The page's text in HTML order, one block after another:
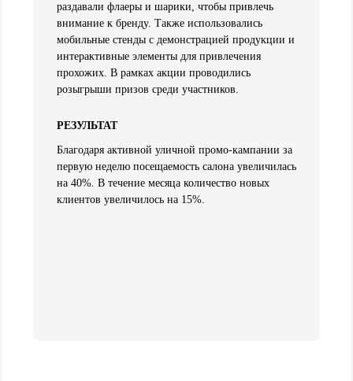
раздавали флаеры и шарики, чтобы привлечь
внимание к бренду. Также использовались
мобильные стенды с демонстрацией продукции и
интерактивные элементы для привлечения
прохожих. В рамках акции проводились
розыгрыши призов среди участников.
РЕЗУЛЬТАТ
Благодаря активной уличной промо-кампании за
первую неделю посещаемость салона увеличилась
на 40%. В течение месяца количество новых
клиентов увеличилось на 15%.